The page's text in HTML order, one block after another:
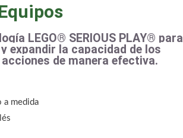
LEGO® SERIOUS PLAY® para
expandir la capacidad de los
de manera efectiva.
a medida